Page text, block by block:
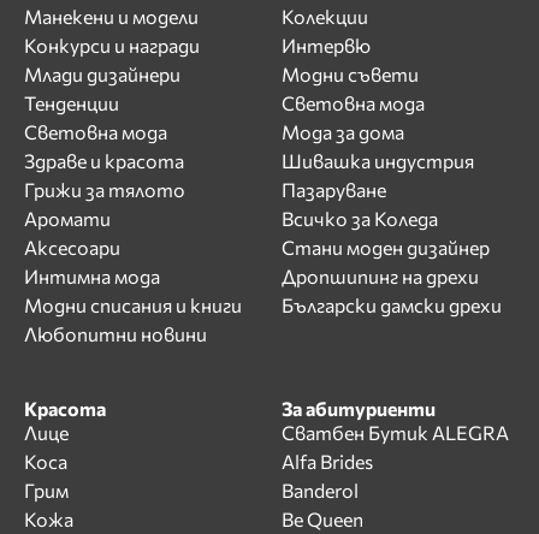
Манекени и модели
Конкурси и награди
Млади дизайнери
Тенденции
Световна мода
Здраве и красота
Грижи за тялото
Аромати
Аксесоари
Интимна мода
Модни списания и книги
Любопитни новини
Колекции
Интервю
Модни съвети
Световна мода
Мода за дома
Шивашка индустрия
Пазаруване
Всичко за Коледа
Стани моден дизайнер
Дропшипинг на дрехи
Български дамски дрехи
Красота
Лице
Коса
Грим
Кожа
За абитуриенти
Сватбен Бутик ALEGRA
Alfa Brides
Banderol
Be Queen